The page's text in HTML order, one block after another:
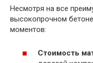
Несмотря на все
высокопрочном
моментов:
Стоимость